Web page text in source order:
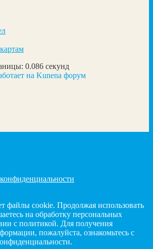
0.086 секунд
на Kunena форум
файлы cookie. Продолжая использовать
на обработку персональных
с политикой. Для получения
пожалуйста, ознакомьтесь с